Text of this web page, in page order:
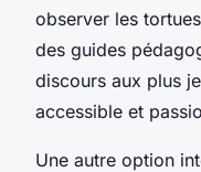
observer les
des guides
discours aux plus
accessible et
Une autre option